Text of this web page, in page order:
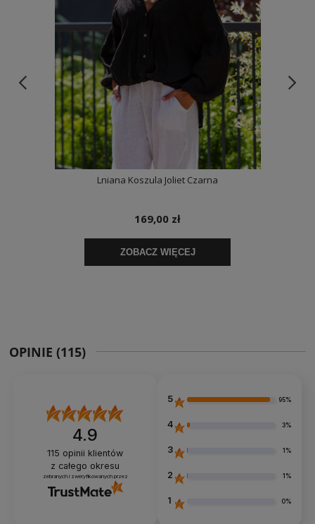
OPINIE (115)
4.9
115 opinii klientów
z całego okresu
zebranych i zweryfikowanych przez
5 95%
4 3%
3 1%
2 1%
1 0%